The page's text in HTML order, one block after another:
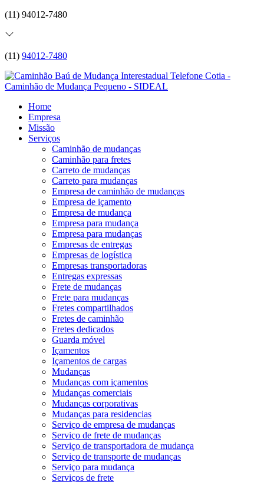
(11) 94012-7480
(11) 94012-7480
Home
Empresa
Missão
Serviços
Caminhão de mudanças
Caminhão para fretes
Carreto de mudanças
Carreto para mudanças
Empresa de caminhão de mudanças
Empresa de içamento
Empresa de mudança
Empresa para mudança
Empresa para mudanças
Empresas de entregas
Empresas de logística
Empresas transportadoras
Entregas expressas
Frete de mudanças
Frete para mudanças
Fretes compartilhados
Fretes de caminhão
Fretes dedicados
Guarda móvel
Içamentos
Içamentos de cargas
Mudanças
Mudanças com içamentos
Mudanças comerciais
Mudanças corporativas
Mudanças para residencias
Serviço de empresa de mudanças
Serviço de frete de mudanças
Serviço de transportadora de mudança
Serviço de transporte de mudanças
Serviço para mudança
Serviços de frete